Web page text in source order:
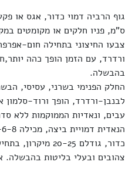
ס"מ, פניו חלקים או מקומטים
צבעו החיצוני בתחילה חום-
ורדרד, עם הזמן הופך כהה
בהבשלה.
החלק הפנימי בשרני, עסיסי,
לבנבן-ורדרד, הופך ורוד-סלמון
עבים, ונאדיות הממוקמות ללא
כדור, גודלם 20-25
צהובים ובעלי בליטות בהבשלה.